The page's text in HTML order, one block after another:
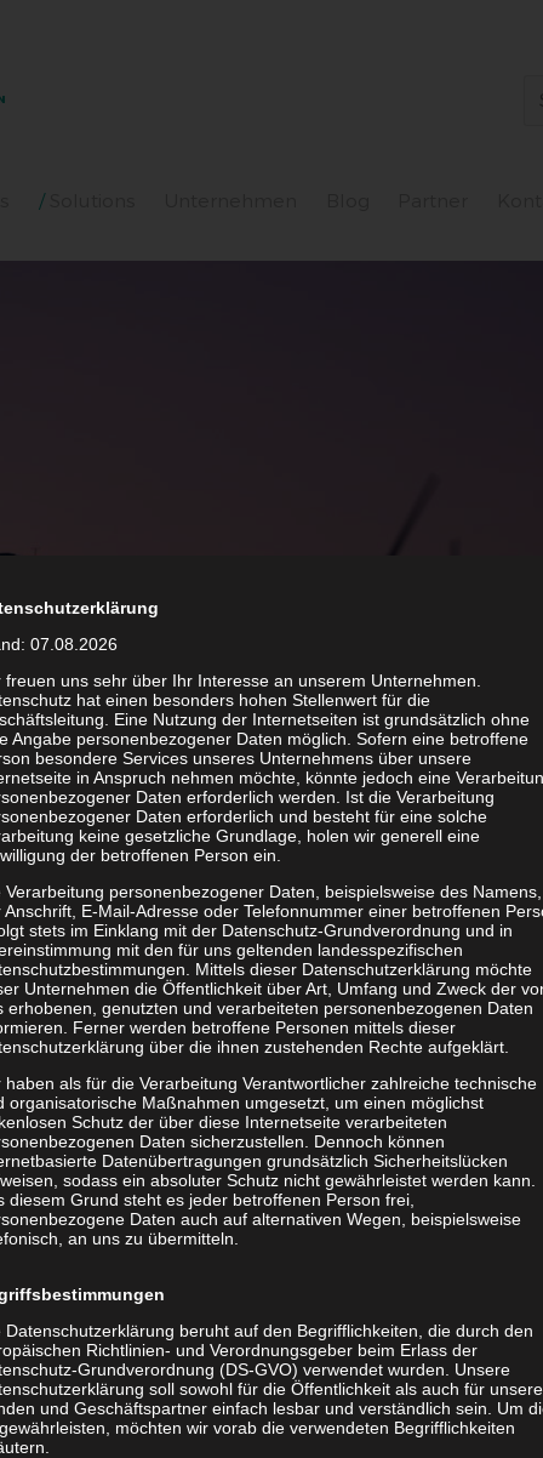
– Ein Leitfaden
Krise
– die
oder
Teams
wenn
auf
werden,
während eines virtuellen Termins richtig verhalten.
Geschäftspartnern oder Kunden ganz schön
Etikette wird Ihnen dabei helfen, ein Meeting so zu
Technik, schwarze Kacheln und Langeweile der
07.08.2026
freuen uns sehr über Ihr Interesse an unserem Unternehmen.
hat einen besonders hohen Stellenwert für die
Eine Nutzung der Internetseiten ist grundsätzlich ohne
Angabe personenbezogener Daten möglich. Sofern eine betroffene
besondere Services unseres Unternehmens über unsere
in Anspruch nehmen möchte, könnte jedoch eine
Daten erforderlich werden. Ist die Verarbeitung
Daten erforderlich und besteht für eine solche
keine gesetzliche Grundlage, holen wir generell eine
der betroffenen Person ein.
Verarbeitung personenbezogener Daten, beispielsweise des Namens,
Anschrift, E-Mail-Adresse oder Telefonnummer einer betroffenen
stets im Einklang mit der Datenschutz-Grundverordnung und in
mit den für uns geltenden landesspezifischen
Mittels dieser Datenschutzerklärung möchte
Unternehmen die Öffentlichkeit über Art, Umfang und Zweck der
erhobenen, genutzten und verarbeiteten personenbezogenen Daten
Ferner werden betroffene Personen mittels dieser
über die ihnen zustehenden Rechte aufgeklärt.
haben als für die Verarbeitung Verantwortlicher zahlreiche technische
organisatorische Maßnahmen umgesetzt, um einen möglichst
Schutz der über diese Internetseite verarbeiteten
Daten sicherzustellen. Dennoch können
Datenübertragungen grundsätzlich Sicherheitslücken
sodass ein absoluter Schutz nicht gewährleistet werden kann.
diesem Grund steht es jeder betroffenen Person frei,
Daten auch auf alternativen Wegen, beispielsweise
an uns zu übermitteln.
Datenschutzerklärung beruht auf den Begrifflichkeiten, die durch den
Richtlinien- und Verordnungsgeber beim Erlass der
Grundverordnung (DS-GVO) verwendet wurden. Unsere
soll sowohl für die Öffentlichkeit als auch für unsere
und Geschäftspartner einfach lesbar und verständlich sein. Um
möchten wir vorab die verwendeten Begrifflichkeiten